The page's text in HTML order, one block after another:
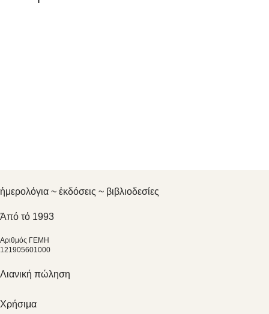
ἡμερολόγια ~ ἐκδόσεις ~ βιβλιοδεσίες
Ἀπό τό 1993
Αριθμός ΓΕΜΗ
121905601000
Λιανική πώληση
Χρήσιμα